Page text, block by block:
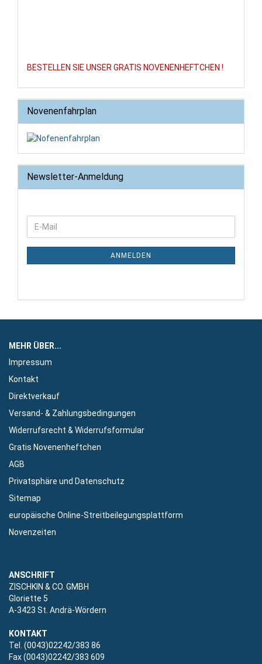
BESTELLEN SIE UNSER GRATIS NOVENENHEFTCHEN !
Novenenfahrplan
Newsletter-Anmeldung
WEITER
ZUR
NEWSLETTER-
E-
Mail
ANMELDEN
MEHR ÜBER...
Impressum
Kontakt
Direktverkauf
Versand- & Zahlungsbedingungen
Widerrufsrecht & Widerrufsformular
Gratis Novenenheftchen
AGB
Privatsphäre und Datenschutz
Sitemap
europäische Online-Streitbeilegungsplattform
Novenzeiten
ANSCHRIFT
ZISCHKIN & CO. GMBH
Gloriette 5
A-3423 St. Andrä-Wördern
KONTAKT
Tel. (0043)02242/383 86
Fax (0043)02242/383 609